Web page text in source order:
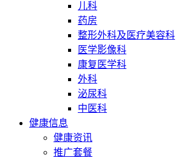
儿科
药房
整形外科及医疗美容科
医学影像科
康复医学科
外科
泌尿科
中医科
健康信息
健康资讯
推广套餐